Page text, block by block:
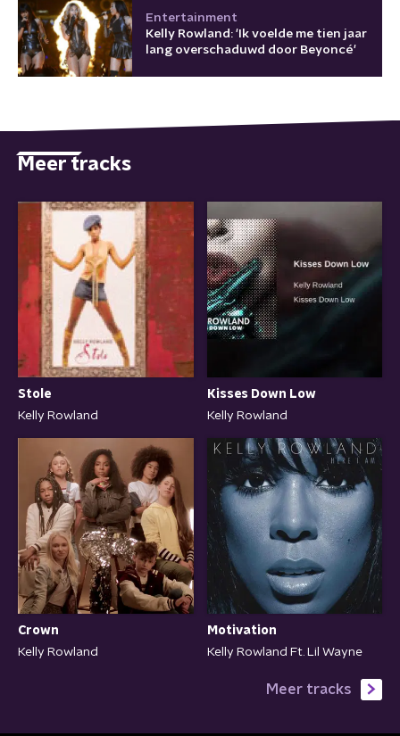
Entertainment
Kelly Rowland: 'Ik voelde me tien jaar
lang overschaduwd door Beyoncé'
Meer tracks
Stole
Kelly Rowland
Kisses Down Low
Kelly Rowland
Crown
Kelly Rowland
Motivation
Kelly Rowland Ft. Lil Wayne
Meer tracks